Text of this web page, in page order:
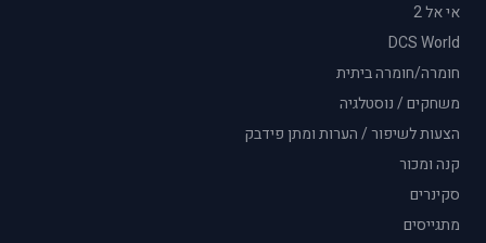
אי אל 2
DCS World
חומרה/חומרה ביתית
משחקים / נוסטלגיה
הצעות לשיפור / הערות ומתן פידבק
קנה ומכור
סקינרים
מתגייסים